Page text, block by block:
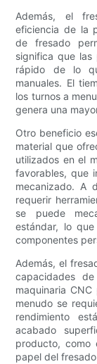
Además, el
eficiencia de la
de fresado
significa que
rápido de lo
manuales. El
los turnos a
genera una
Otro beneficio
material que
utilizados en el
favorables, que
mecanizado. A
requerir
se puede
estándar, lo
componentes
Además, el
capacidades
maquinaria
menudo se
rendimiento
acabado
producto, como
papel del